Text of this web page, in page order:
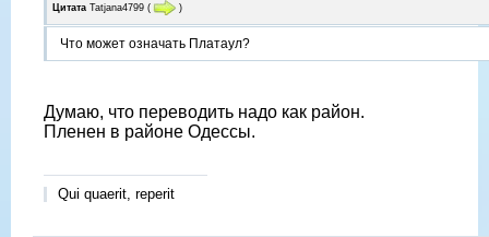
Цитата Tatjana4799 ( )
Что может означать Платаул?
Думаю, что переводить надо как район.
Пленен в районе Одессы.
Qui quaerit, reperit